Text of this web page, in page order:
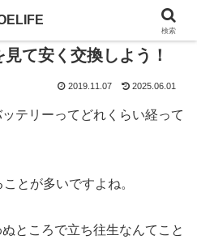
て安く交換しよう！
2019.11.07 2025.06.01
テリーってどれくらい経って
とが多いですよね。
ところで立ち往生なんてこと
検索